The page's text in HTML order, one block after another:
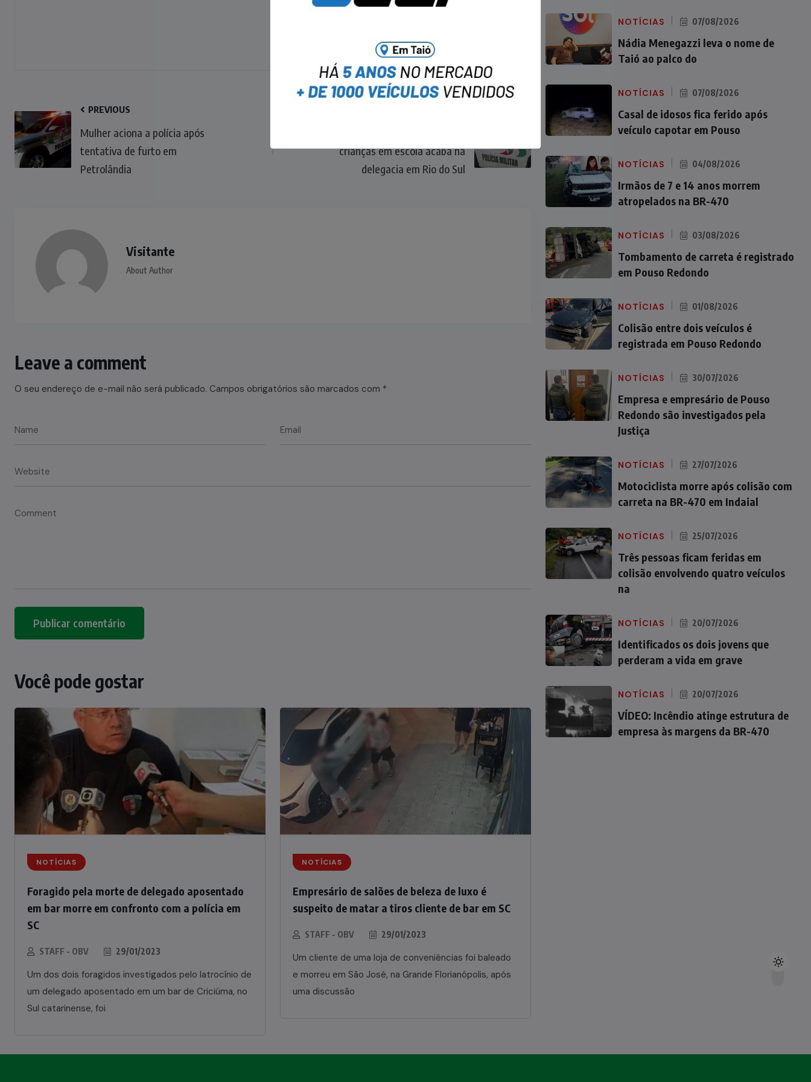
PREVIOUS
Mulher aciona a polícia após
tentativa de furto em
Petrolândia
crianças em escola acaba na
delegacia em Rio do Sul
Visitante
About Author
Leave a comment
O seu endereço de e-mail não será publicado. Campos obrigatórios são marcados com *
Você pode gostar
NOTÍCIAS
Foragido pela morte de delegado aposentado
em bar morre em confronto com a polícia em
SC
STAFF - OBV 29/01/2023
Um dos dois foragidos investigados pelo latrocínio de
um delegado aposentado em um bar de Criciúma, no
Sul catarinense, foi
NOTÍCIAS
Empresário de salões de beleza de luxo é
suspeito de matar a tiros cliente de bar em SC
STAFF - OBV 29/01/2023
Um cliente de uma loja de conveniências foi baleado
e morreu em São José, na Grande Florianópolis, após
uma discussão
NOTÍCIAS 07/08/2026
Nádia Menegazzi leva o nome de
Taió ao palco do
NOTÍCIAS 07/08/2026
Casal de idosos fica ferido após
veículo capotar em Pouso
NOTÍCIAS 04/08/2026
Irmãos de 7 e 14 anos morrem
atropelados na BR-470
NOTÍCIAS 03/08/2026
Tombamento de carreta é registrado
em Pouso Redondo
NOTÍCIAS 01/08/2026
Colisão entre dois veículos é
registrada em Pouso Redondo
NOTÍCIAS 30/07/2026
Empresa e empresário de Pouso
Redondo são investigados pela
Justiça
NOTÍCIAS 27/07/2026
Motociclista morre após colisão com
carreta na BR-470 em Indaial
NOTÍCIAS 25/07/2026
Três pessoas ficam feridas em
colisão envolvendo quatro veículos
na
NOTÍCIAS 20/07/2026
Identificados os dois jovens que
perderam a vida em grave
NOTÍCIAS 20/07/2026
VÍDEO: Incêndio atinge estrutura de
empresa às margens da BR-470